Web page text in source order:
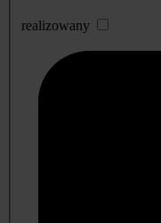
realizowany